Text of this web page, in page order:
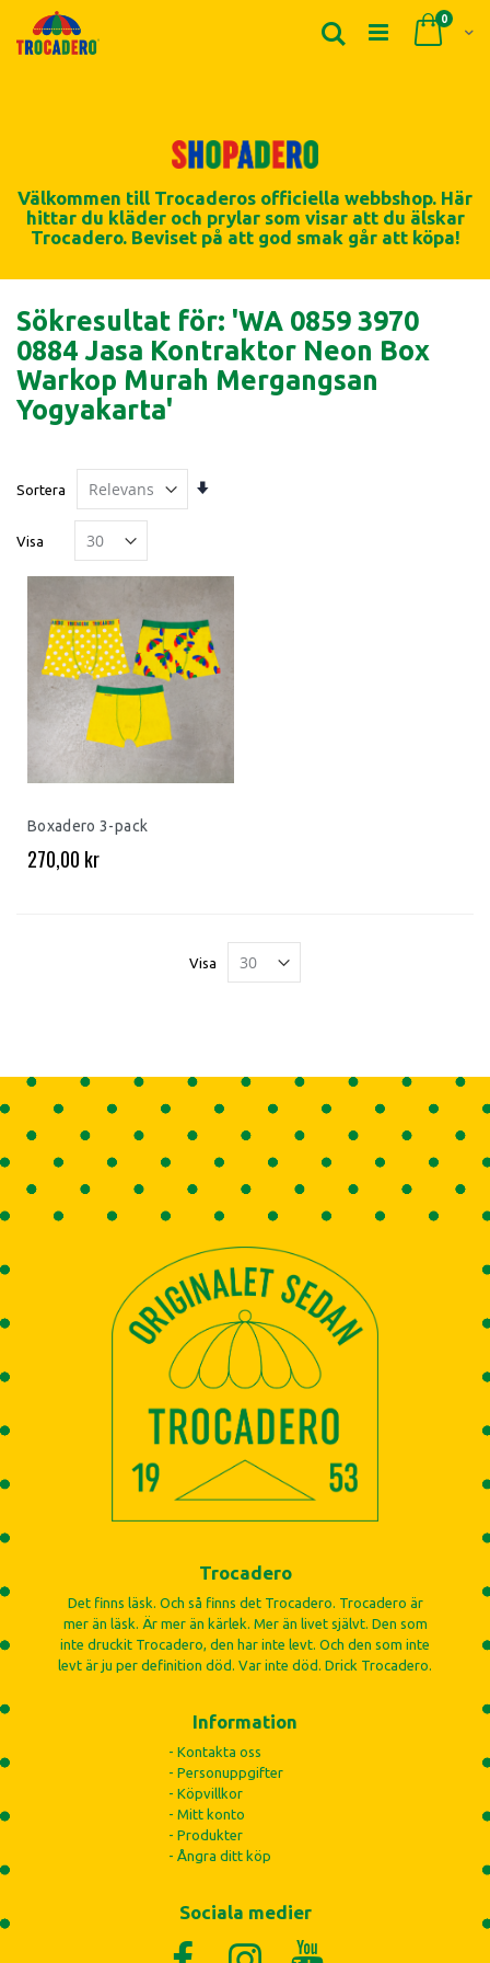
Cart
0
Sök
Välkommen till Trocaderos officiella webbshop. Här
hittar du kläder och prylar som visar att du älskar
Trocadero. Beviset på att god smak går att köpa!
Sökresultat för: 'WA 0859 3970
0884 Jasa Kontraktor Neon Box
Warkop Murah Mergangsan
Yogyakarta'
Sortera
Stigande
Visa
Boxadero 3-pack
270,00 kr
Visa
Trocadero
Det finns läsk. Och så finns det Trocadero. Trocadero är
mer än läsk. Är mer än kärlek. Mer än livet självt. Den som
inte druckit Trocadero, den har inte levt. Och den som inte
levt är ju per definition död. Var inte död. Drick Trocadero.
Information
- Kontakta oss
- Personuppgifter
- Köpvillkor
- Mitt konto
- Produkter
- Ångra ditt köp
Sociala medier